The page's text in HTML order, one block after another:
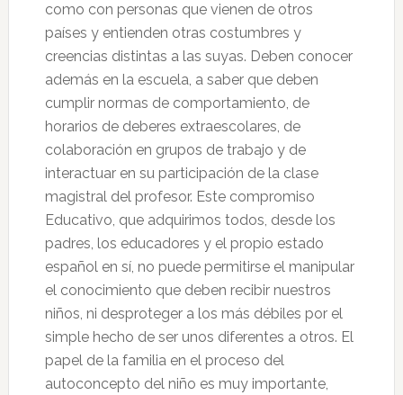
como con personas que vienen de otros
países y entienden otras costumbres y
creencias distintas a las suyas. Deben conocer
además en la escuela, a saber que deben
cumplir normas de comportamiento, de
horarios de deberes extraescolares, de
colaboración en grupos de trabajo y de
interactuar en su participación de la clase
magistral del profesor. Este compromiso
Educativo, que adquirimos todos, desde los
padres, los educadores y el propio estado
español en sí, no puede permitirse el manipular
el conocimiento que deben recibir nuestros
niños, ni desproteger a los más débiles por el
simple hecho de ser unos diferentes a otros. El
papel de la familia en el proceso del
autoconcepto del niño es muy importante,